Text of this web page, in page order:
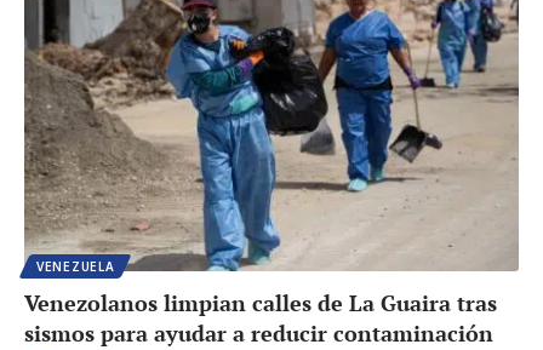
VENEZUELA
Venezolanos limpian calles de La Guaira tras
sismos para ayudar a reducir contaminación